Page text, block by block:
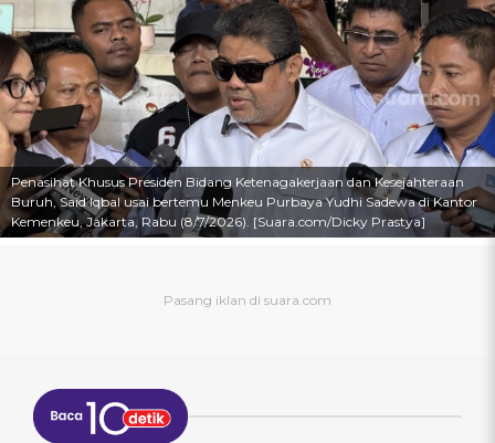
Penasihat Khusus Presiden Bidang Ketenagakerjaan dan Kesejahteraan
Buruh, Said Iqbal usai bertemu Menkeu Purbaya Yudhi Sadewa di Kantor
Kemenkeu, Jakarta, Rabu (8/7/2026). [Suara.com/Dicky Prastya]